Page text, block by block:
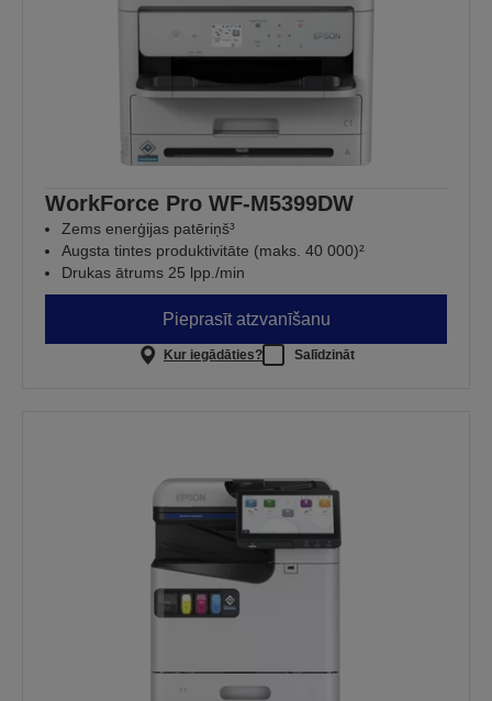
WorkForce Pro WF-M5399DW
Zems enerģijas patēriņš³
Augsta tintes produktivitāte (maks. 40 000)²
Drukas ātrums 25 lpp./min
Pieprasīt atzvanīšanu
Kur iegādāties? Salīdzināt